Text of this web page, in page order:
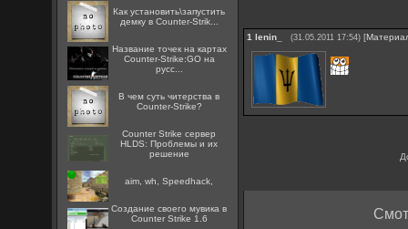
Как установить\запустить
демку в Counter-Strik...
Название точек на картах
Counter-Strike:GO на
русс...
В чем суть читерства в
Counter-Strike?
Counter Strike сервер
HLDS: Проблемы и их
решение
aim, wh, Speedhack,
Создание своего мувика в
Counter Strike 1.6
1 lenin_ (31.05.2011 17:54) [